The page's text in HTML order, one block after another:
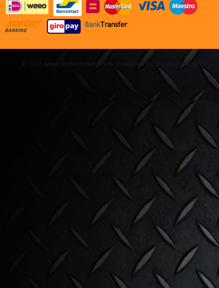
© 2026 www.onderdelen4x4.nl - Powered by Shoppagina.nl